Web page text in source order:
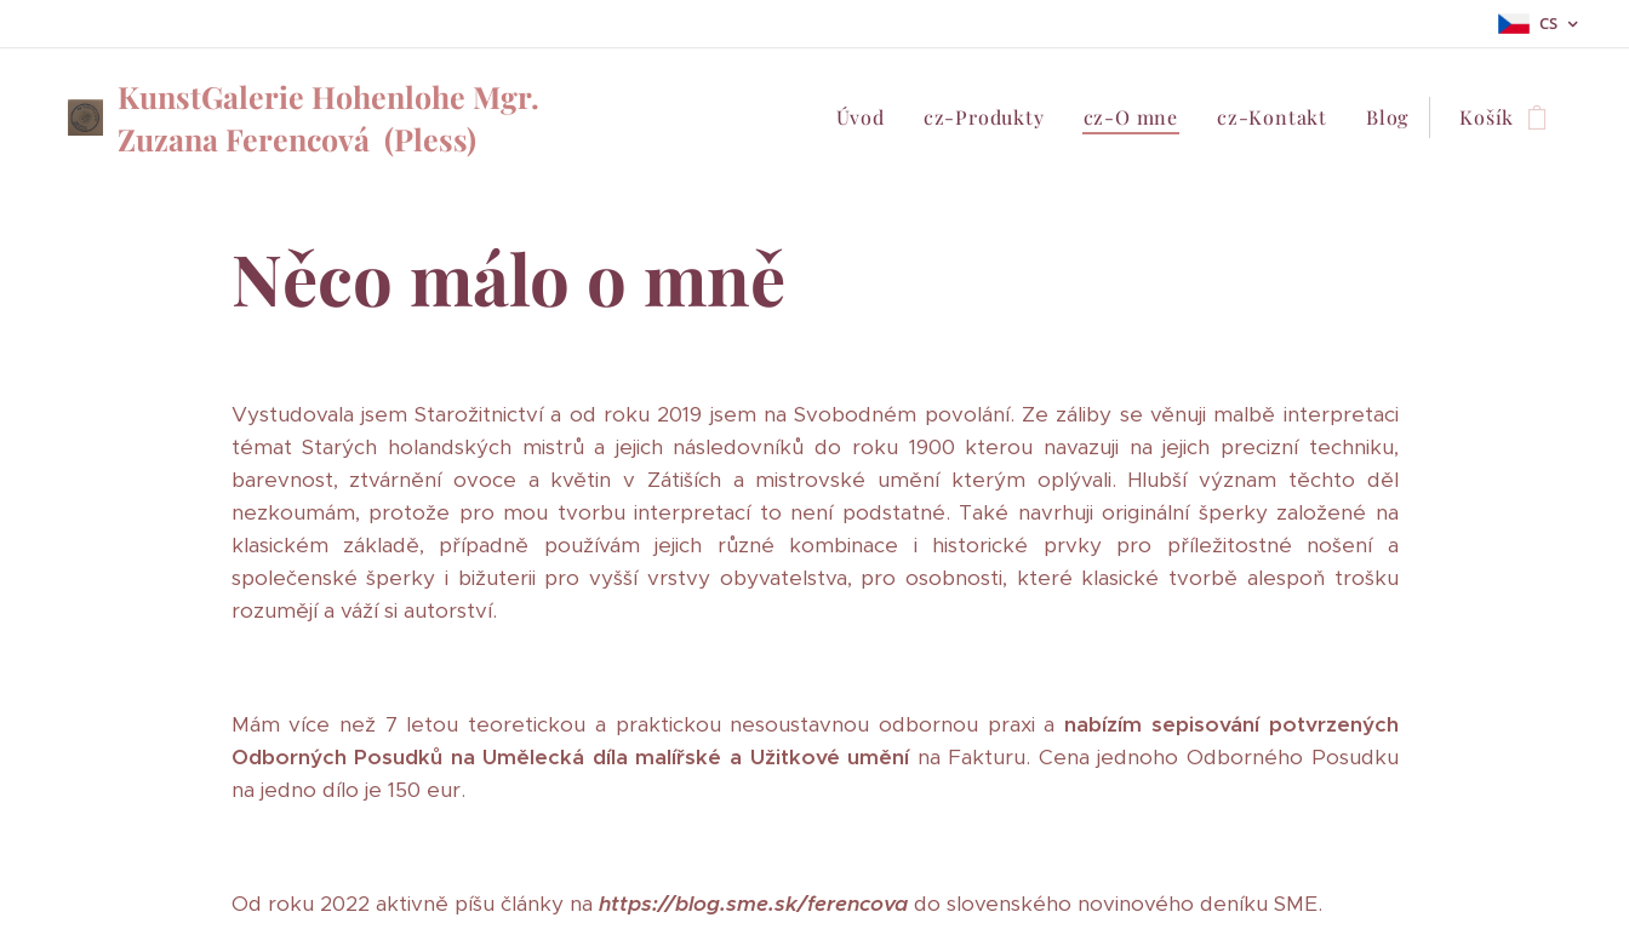
CS
KunstGalerie Hohenlohe Mgr.
Zuzana Ferencová (Pless)
Úvod cz-Produkty cz-O mne cz-Kontakt Blog Košík
Něco málo o mně
Vystudovala jsem Starožitnictví a od roku 2019 jsem na Svobodném povolání. Ze záliby se věnuji malbě interpretaci
témat Starých holandských mistrů a jejich následovníků do roku 1900 kterou navazuji na jejich precizní techniku,
barevnost, ztvárnění ovoce a květin v Zátiších a mistrovské umění kterým oplývali. Hlubší význam těchto děl
nezkoumám, protože pro mou tvorbu interpretací to není podstatné. Také navrhuji originální šperky založené na
klasickém základě, případně používám jejich různé kombinace i historické prvky pro příležitostné nošení a
společenské šperky i bižuterii pro vyšší vrstvy obyvatelstva, pro osobnosti, které klasické tvorbě alespoň trošku
rozumějí a váží si autorství.
Mám více než 7 letou teoretickou a praktickou nesoustavnou odbornou praxi a nabízím sepisování potvrzených
Odborných Posudků na Umělecká díla malířské a Užitkové umění na Fakturu. Cena jednoho Odborného Posudku
na jedno dílo je 150 eur.
Od roku 2022 aktivně píšu články na https://blog.sme.sk/ferencova do slovenského novinového deníku SME.